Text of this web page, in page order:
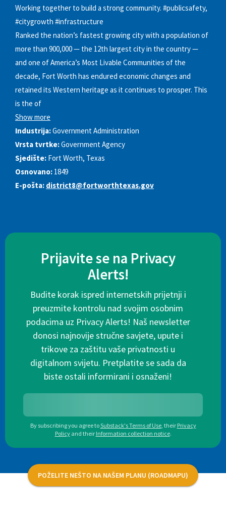
Working together to build a strong community. #publicsafety,
#citygrowth #infrastructure
Ranked the nation’s fastest growing city with a population of
more than 900,000 — the 12th largest city in the country —
and one of America’s Most Livable Communities of the
decade, Fort Worth has endured economic changes and
retained its Western heritage as it continues to prosper. This
is the of
Show more
Industrija:Government Administration
Vrsta tvrtke:Government Agency
Sjedište: Fort Worth, Texas
Osnovano: 1849
E-pošta: district8@fortworthtexas.gov
Prijavite se na Privacy
Alerts!
Budite korak ispred internetskih prijetnji i
preuzmite kontrolu nad svojim osobnim
podacima uz Privacy Alerts! Naš newsletter
donosi najnovije stručne savjete, upute i
trikove za zaštitu vaše privatnosti u
digitalnom svijetu. Pretplatite se sada da
biste ostali informirani i osnaženi!
By subscribing you agree toSubstack's Terms of Use, their Privacy
Policy and their Information collection notice.
POŽELITE NEŠTO NA NAŠEM PLANU (ROADMAPU)